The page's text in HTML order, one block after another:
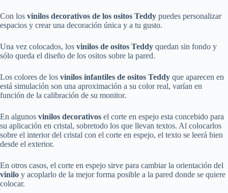
Con los vinilos decorativos de los ositos Teddy puedes personalizar
espacios y crear una decoración única y a tu gusto.
Una vez colocados, los vinilos de ositos Teddy quedan sin fondo y
sólo queda el diseño de los ositos sobre la pared.
Los colores de los vinilos infantiles de ositos Teddy que aparecen en
está simulación son una aproximación a su color real, varían en
función de la calibración de su monitor.
En algunos vinilos decorativos el corte en espejo esta concebido para
su aplicación en cristal, sobretodo los que llevan textos. Al colocarlos
sobre el interior del cristal con el corte en espejo, el texto se leerá bien
desde el exterior.
En otros casos, el corte en espejo sirve para cambiar la orientación del
vinilo y acoplarlo de la mejor forma posible a la pared donde se quiere
colocar.